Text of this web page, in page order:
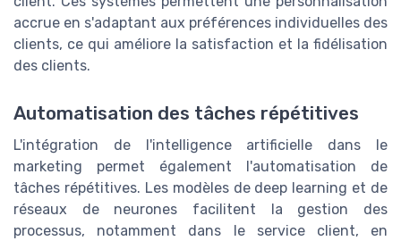
accrue en s'adaptant aux préférences individuelles des
clients, ce qui améliore la satisfaction et la fidélisation
des clients.
Automatisation des tâches répétitives
L'intégration de l'intelligence artificielle dans le
marketing permet également l'automatisation de
tâches répétitives. Les modèles de deep learning et de
réseaux de neurones facilitent la gestion des
processus, notamment dans le service client, en